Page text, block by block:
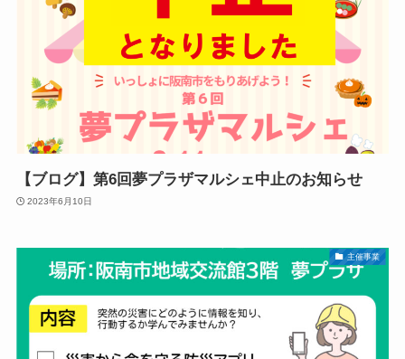
【ブログ】第6回夢プラザマルシェ中止のお知らせ
2023年6月10日
主催事業